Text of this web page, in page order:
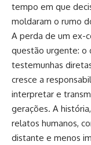
tempo em que
moldaram o rumo
A perda de um ex-
questão urgente: o
testemunhas
cresce a
interpretar e
gerações. A
relatos humanos,
distante e menos